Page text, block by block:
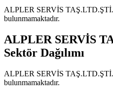
ALPLER SERVİS TAŞ.LTD.ŞTİ.
bulunmamaktadır.
ALPLER SERVİS
Sektör Dağılımı
ALPLER SERVİS TAŞ.LTD.ŞTİ.
bulunmamaktadır.